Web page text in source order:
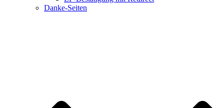
Danke-Seiten